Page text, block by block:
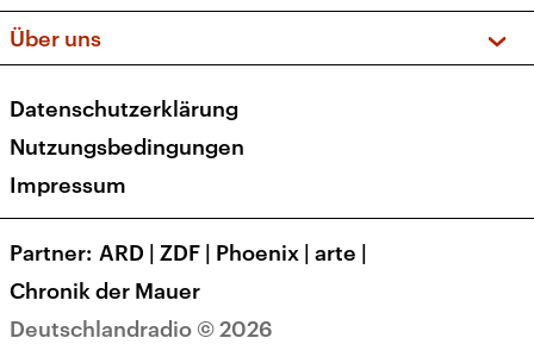
Apps
Newsletter
Veranstaltungen
Social Media
Über uns
Presse
Karriere
Transparenz
Deutschlandradio © 2026
Datenschutzerklärung
Nutzungsbedingungen
Impressum
Partner ARD | ZDF | Phoenix | arte |
Chronik der Mauer